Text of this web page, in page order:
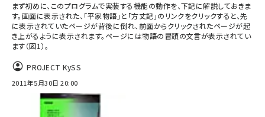
まず初めに、このプログラムで実装する機能の動作を、下記に解説しておきま
す。画面に表示された、「平家物語」と「方丈記」のリンクをクリックすると、先
に表示されていたページが背後に倒れ、前面からクリックされたページが起
き上がるように表示されます。ページには物語の冒頭の文言が表示されてい
ます（図1）。
PROJECT KySS
2011年5月30日 20:00